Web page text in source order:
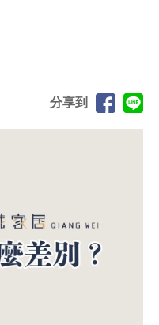
分享到